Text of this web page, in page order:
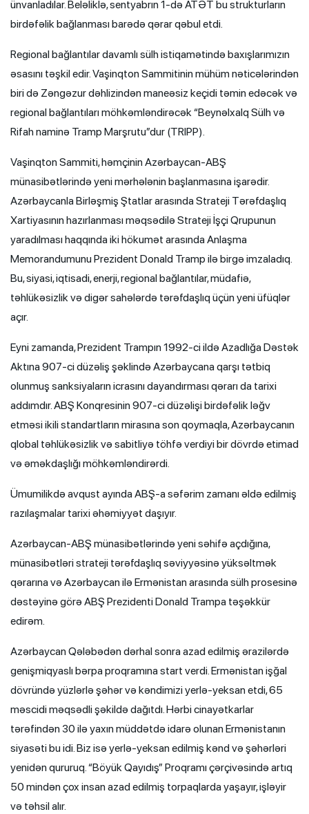
ünvanladılar. Beləliklə, sentyabrın 1-də ATƏT bu strukturların
birdəfəlik bağlanması barədə qərar qəbul etdi.
Regional bağlantılar davamlı sülh istiqamətində baxışlarımızın
əsasını təşkil edir. Vaşinqton Sammitinin mühüm nəticələrindən
biri də Zəngəzur dəhlizindən maneəsiz keçidi təmin edəcək və
regional bağlantıları möhkəmləndirəcək “Beynəlxalq Sülh və
Rifah naminə Tramp Marşrutu”dur (TRIPP).
Vaşinqton Sammiti, həmçinin Azərbaycan-ABŞ
münasibətlərində yeni mərhələnin başlanmasına işarədir.
Azərbaycanla Birləşmiş Ştatlar arasında Strateji Tərəfdaşlıq
Xartiyasının hazırlanması məqsədilə Strateji İşçi Qrupunun
yaradılması haqqında iki hökumət arasında Anlaşma
Memorandumunu Prezident Donald Tramp ilə birgə imzaladıq.
Bu, siyasi, iqtisadi, enerji, regional bağlantılar, müdafiə,
təhlükəsizlik və digər sahələrdə tərəfdaşlıq üçün yeni üfüqlər
açır.
Eyni zamanda, Prezident Trampın 1992-ci ildə Azadlığa Dəstək
Aktına 907-ci düzəliş şəklində Azərbaycana qarşı tətbiq
olunmuş sanksiyaların icrasını dayandırması qərarı da tarixi
addımdır. ABŞ Konqresinin 907-ci düzəlişi birdəfəlik ləğv
etməsi ikili standartların mirasına son qoymaqla, Azərbaycanın
qlobal təhlükəsizlik və sabitliyə töhfə verdiyi bir dövrdə etimad
və əməkdaşlığı möhkəmləndirərdi.
Ümumilikdə avqust ayında ABŞ-a səfərim zamanı əldə edilmiş
razılaşmalar tarixi əhəmiyyət daşıyır.
Azərbaycan-ABŞ münasibətlərində yeni səhifə açdığına,
münasibətləri strateji tərəfdaşlıq səviyyəsinə yüksəltmək
qərarına və Azərbaycan ilə Ermənistan arasında sülh prosesinə
dəstəyinə görə ABŞ Prezidenti Donald Trampa təşəkkür
edirəm.
Azərbaycan Qələbədən dərhal sonra azad edilmiş ərazilərdə
genişmiqyaslı bərpa proqramına start verdi. Ermənistan işğal
dövründə yüzlərlə şəhər və kəndimizi yerlə-yeksan etdi, 65
məscidi məqsədli şəkildə dağıtdı. Hərbi cinayətkarlar
tərəfindən 30 ilə yaxın müddətdə idarə olunan Ermənistanın
siyasəti bu idi. Biz isə yerlə-yeksan edilmiş kənd və şəhərləri
yenidən qururuq. “Böyük Qayıdış” Proqramı çərçivəsində artıq
50 mindən çox insan azad edilmiş torpaqlarda yaşayır, işləyir
və təhsil alır.